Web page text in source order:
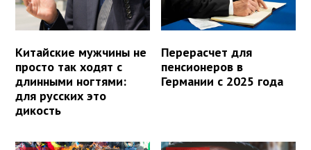
Китайские мужчины не
просто так ходят с
длинными ногтями:
для русских это
дикость
Перерасчет для
пенсионеров в
Германии с 2025 года